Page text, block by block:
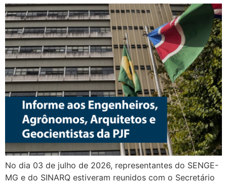
No dia 03 de julho de 2026, representantes do SENGE-
MG e do SINARQ estiveram reunidos com o Secretário